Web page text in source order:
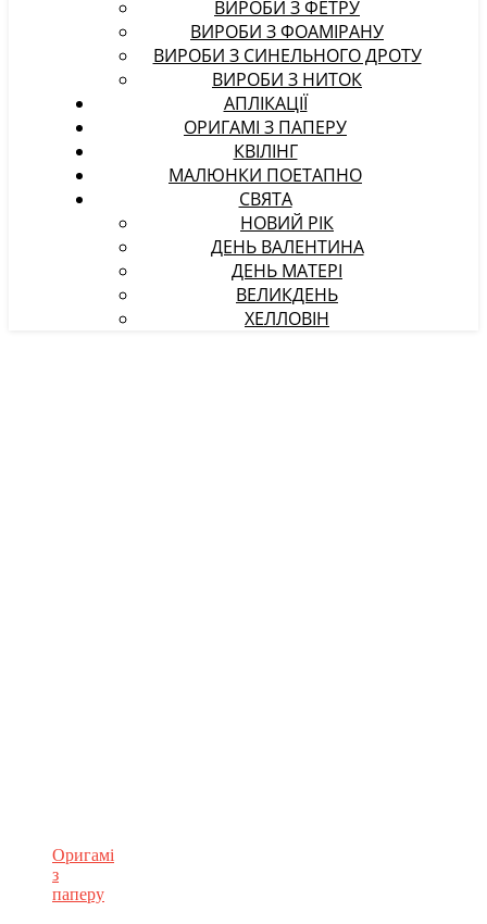
ВИРОБИ З ФЕТРУ
ВИРОБИ З ФОАМІРАНУ
ВИРОБИ З СИНЕЛЬНОГО ДРОТУ
ВИРОБИ З НИТОК
АПЛІКАЦІЇ
ОРИГАМІ З ПАПЕРУ
КВІЛІНГ
МАЛЮНКИ ПОЕТАПНО
СВЯТА
НОВИЙ РІК
ДЕНЬ ВАЛЕНТИНА
ДЕНЬ МАТЕРІ
ВЕЛИКДЕНЬ
ХЕЛЛОВІН
Оригамі
з
паперу